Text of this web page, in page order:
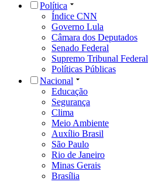
Política
Índice CNN
Governo Lula
Câmara dos Deputados
Senado Federal
Supremo Tribunal Federal
Políticas Públicas
Nacional
Educação
Segurança
Clima
Meio Ambiente
Auxílio Brasil
São Paulo
Rio de Janeiro
Minas Gerais
Brasília